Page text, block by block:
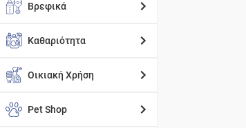
Βρεφικά
Καθαριότητα
Οικιακή Χρήση
Pet Shop